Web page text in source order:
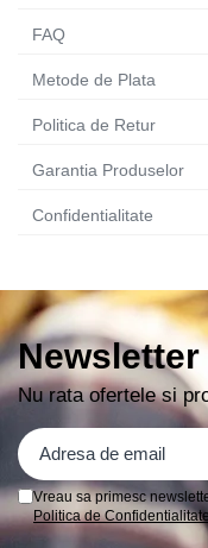
FAQ
Metode de Plata
Politica de Retur
Garantia Produselor
Confidentialitate
Newsletter
Nu rata ofertele si
Vreau sa primesc
Politica de Confidentialitate